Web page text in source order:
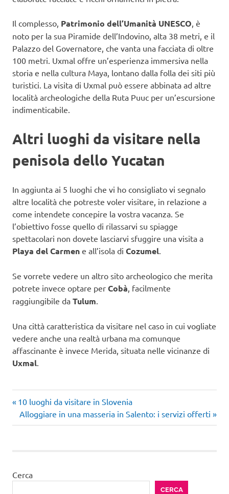
Il complesso, Patrimonio dell’Umanità UNESCO, è
noto per la sua Piramide dell’Indovino, alta 38 metri, e il
Palazzo del Governatore, che vanta una facciata di oltre
100 metri. Uxmal offre un’esperienza immersiva nella
storia e nella cultura Maya, lontano dalla folla dei siti più
turistici. La visita di Uxmal può essere abbinata ad altre
località archeologiche della Ruta Puuc per un’escursione
indimenticabile.
Altri luoghi da visitare nella
penisola dello Yucatan
In aggiunta ai 5 luoghi che vi ho consigliato vi segnalo
altre località che potreste voler visitare, in relazione a
come intendete concepire la vostra vacanza. Se
l’obiettivo fosse quello di rilassarvi su spiagge
spettacolari non dovete lasciarvi sfuggire una visita a
Playa del Carmen e all’isola di Cozumel.
Se vorrete vedere un altro sito archeologico che merita
potrete invece optare per Cobà, facilmente
raggiungibile da Tulum.
Una città caratteristica da visitare nel caso in cui vogliate
vedere anche una realtà urbana ma comunque
affascinante è invece Merida, situata nelle vicinanze di
Uxmal.
Navigazione
articoli
Articolo
precedente:
10 luoghi da visitare in Slovenia
Articolo
successivo:
Alloggiare in una masseria in Salento: i servizi offerti
Cerca
CERCA